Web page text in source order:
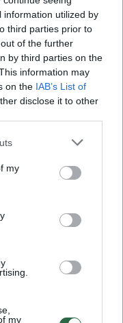
information utilized by
third parties prior to
of the further
by third parties on the
information may
on the IAB’s List of
disclose it to other
my
my
r.: dviejų moterų ir
įsitvirtinti